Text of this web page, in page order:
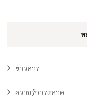
ห
ข่าวสาร
ความรู้การตลาด